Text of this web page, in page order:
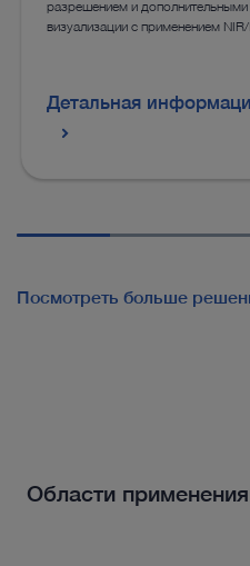
разрешением и
визуализации с применением NIR/
Детальная
Посмотреть больше
Области